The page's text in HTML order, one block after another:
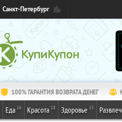
Санкт-Петербург
100% ГАРАНТИЯ ВОЗВРАТА ДЕНЕГ
Еда 16 Красота 18 Здоровье 15